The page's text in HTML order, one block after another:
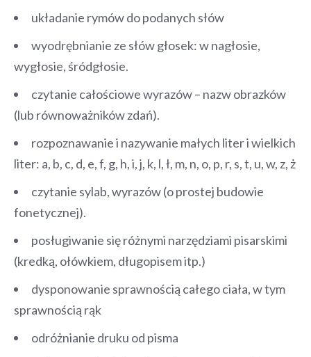
układanie rymów do podanych słów
wyodrębnianie ze słów głosek: w nagłosie,
wygłosie, śródgłosie.
czytanie całościowe wyrazów – nazw obrazków
(lub równoważników zdań).
rozpoznawanie i nazywanie małych liter i wielkich
liter: a, b, c, d, e, f, g, h, i, j, k, l, ł, m, n, o, p, r, s, t, u, w, z, ż
czytanie sylab, wyrazów (o prostej budowie
fonetycznej).
posługiwanie się różnymi narzędziami pisarskimi
(kredką, ołówkiem, długopisem itp.)
dysponowanie sprawnością całego ciała, w tym
sprawnością rąk
odróżnianie druku od pisma